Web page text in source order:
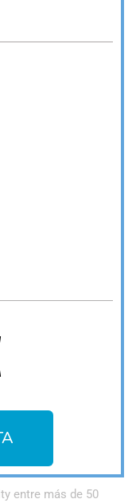
entre más de 50